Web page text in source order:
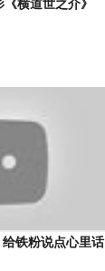
给铁粉说点心里话